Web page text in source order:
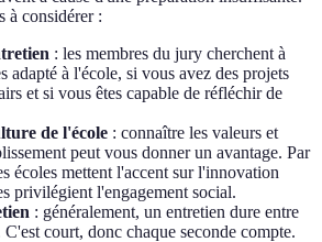
à considérer :
: les membres du jury cherchent à
adapté à l'école, si vous avez des projets
et si vous êtes capable de réfléchir de
de l'école : connaître les valeurs et
peut vous donner un avantage. Par
écoles mettent l'accent sur l'innovation
privilégient l'engagement social.
: généralement, un entretien dure entre
court, donc chaque seconde compte.